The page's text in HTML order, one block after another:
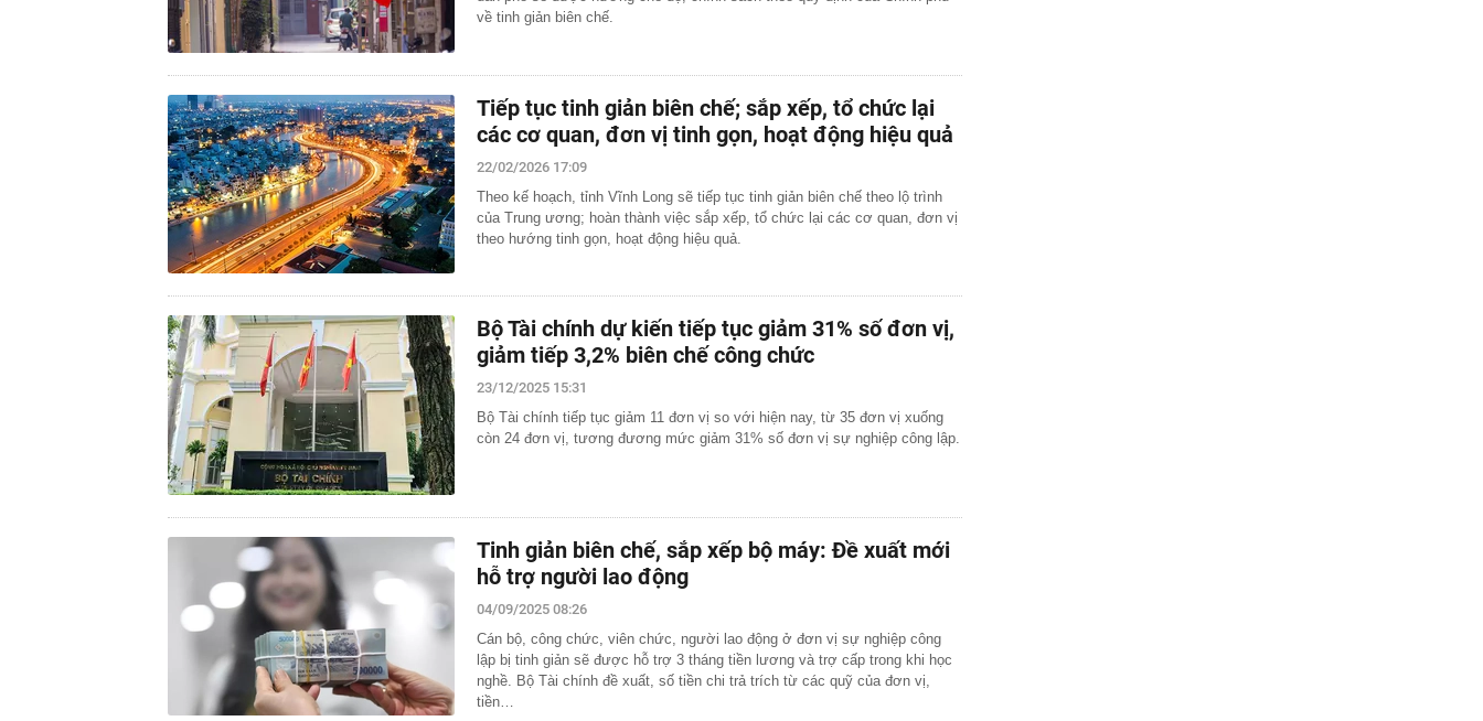
về tinh giản biên chế.
Tiếp tục tinh giản biên chế; sắp xếp, tổ chức lại
các cơ quan, đơn vị tinh gọn, hoạt động hiệu quả
22/02/2026 17:09
Theo kế hoạch, tỉnh Vĩnh Long sẽ tiếp tục tinh giản biên chế theo lộ trình
của Trung ương; hoàn thành việc sắp xếp, tổ chức lại các cơ quan, đơn vị
theo hướng tinh gọn, hoạt động hiệu quả.
Bộ Tài chính dự kiến tiếp tục giảm 31% số đơn vị,
giảm tiếp 3,2% biên chế công chức
23/12/2025 15:31
Bộ Tài chính tiếp tục giảm 11 đơn vị so với hiện nay, từ 35 đơn vị xuống
còn 24 đơn vị, tương đương mức giảm 31% số đơn vị sự nghiệp công lập.
Tinh giản biên chế, sắp xếp bộ máy: Đề xuất mới
hỗ trợ người lao động
04/09/2025 08:26
Cán bộ, công chức, viên chức, người lao động ở đơn vị sự nghiệp công
lập bị tinh giản sẽ được hỗ trợ 3 tháng tiền lương và trợ cấp trong khi học
nghề. Bộ Tài chính đề xuất, số tiền chi trả trích từ các quỹ của đơn vị,
tiền…